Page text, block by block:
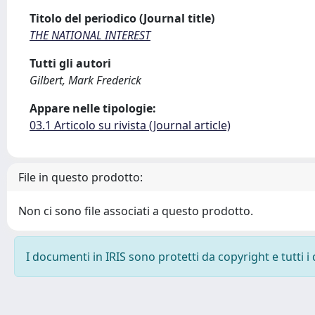
Titolo del periodico (Journal title)
THE NATIONAL INTEREST
Tutti gli autori
Gilbert, Mark Frederick
Appare nelle tipologie:
03.1 Articolo su rivista (Journal article)
File in questo prodotto:
Non ci sono file associati a questo prodotto.
I documenti in IRIS sono protetti da copyright e tutti